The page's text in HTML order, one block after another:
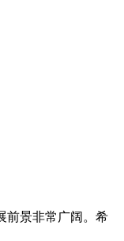
前景非常广阔。希